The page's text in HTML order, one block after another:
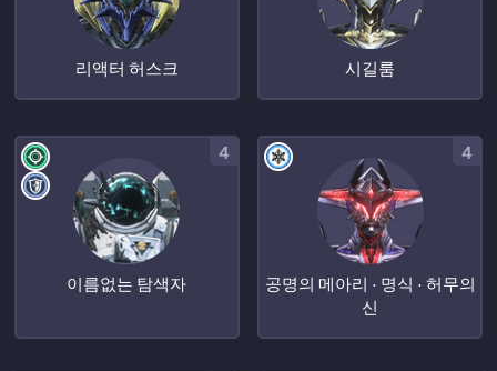
리액터 허스크 시길룸
이름없는 탐색자
4
공명의 메아리 · 명식 · 허무의
신
4